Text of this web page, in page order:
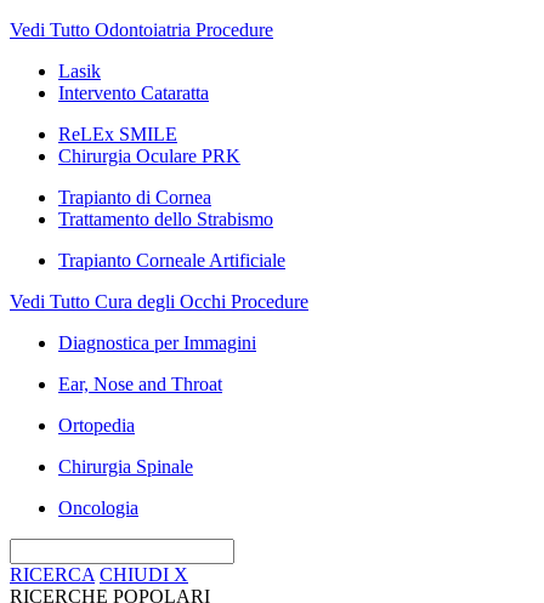
Vedi Tutto Odontoiatria Procedure
Lasik
Intervento Cataratta
ReLEx SMILE
Chirurgia Oculare PRK
Trapianto di Cornea
Trattamento dello Strabismo
Trapianto Corneale Artificiale
Vedi Tutto Cura degli Occhi Procedure
Diagnostica per Immagini
Ear, Nose and Throat
Ortopedia
Chirurgia Spinale
Oncologia
RICERCA CHIUDI X
RICERCHE POPOLARI